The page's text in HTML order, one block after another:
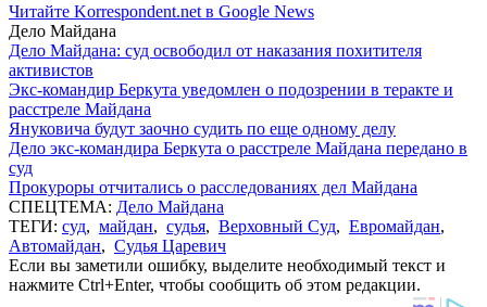
Читайте Korrespondent.net в Google News
Дело Майдана
Дело Майдана: суд освободил от наказания похитителя
активистов
Экс-командир Беркута уведомлен о подозрении в теракте и
расстреле Майдана
Януковича будут заочно судить по еще одному делу
Дело экс-командира Беркута о расстреле Майдана передано в
суд
Прокуроры отчитались о расследованиях дел Майдана
СПЕЦТЕМА: Дело Майдана
ТЕГИ: суд, майдан, судья, Верховный Суд, Евромайдан,
Автомайдан, Судья Царевич
Если вы заметили ошибку, выделите необходимый текст и
нажмите Ctrl+Enter, чтобы сообщить об этом редакции.